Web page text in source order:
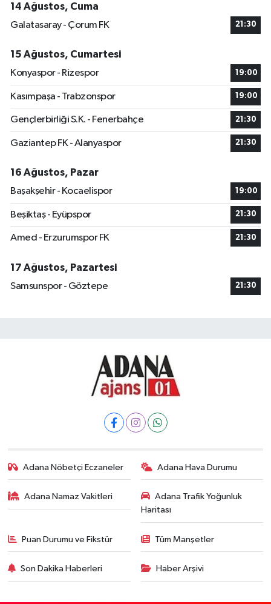
14 Ağustos, Cuma
Galatasaray - Çorum FK
21:30
15 Ağustos, Cumartesi
Konyaspor - Rizespor
19:00
Kasımpaşa - Trabzonspor 19:00
Gençlerbirliği S.K. - Fenerbahçe 21:30
Gaziantep FK - Alanyaspor 21:30
16 Ağustos, Pazar
Başakşehir - Kocaelispor
19:00
Beşiktaş - Eyüpspor 21:30
Amed - Erzurumspor FK 21:30
17 Ağustos, Pazartesi
Samsunspor - Göztepe
21:30
Adana Nöbetçi Eczaneler Adana Hava Durumu
Adana Namaz Vakitleri
Adana Trafik Yoğunluk
Haritası
Puan Durumu ve Fikstür Tüm Manşetler
Son Dakika Haberleri Haber Arşivi